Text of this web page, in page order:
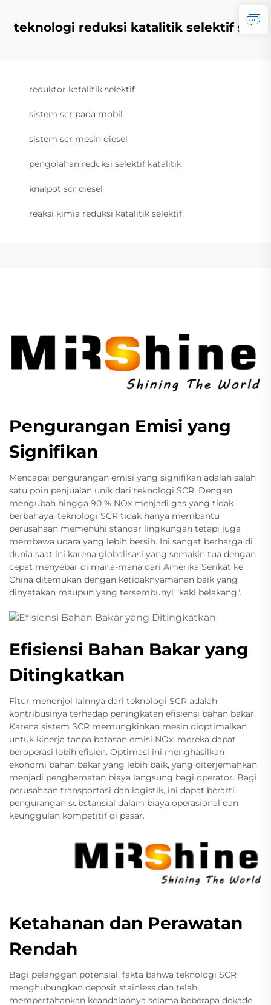
teknologi reduksi katalitik selektif scr
reduktor katalitik selektif
sistem scr pada mobil
sistem scr mesin diesel
pengolahan reduksi selektif katalitik
knalpot scr diesel
reaksi kimia reduksi katalitik selektif
Pengurangan Emisi yang
Signifikan
Mencapai pengurangan emisi yang signifikan adalah salah
satu poin penjualan unik dari teknologi SCR. Dengan
mengubah hingga 90 % NOx menjadi gas yang tidak
berbahaya, teknologi SCR tidak hanya membantu
perusahaan memenuhi standar lingkungan tetapi juga
membawa udara yang lebih bersih. Ini sangat berharga di
dunia saat ini karena globalisasi yang semakin tua dengan
cepat menyebar di mana-mana dari Amerika Serikat ke
China ditemukan dengan ketidaknyamanan baik yang
dinyatakan maupun yang tersembunyi "kaki belakang".
Efisiensi Bahan Bakar yang
Ditingkatkan
Fitur menonjol lainnya dari teknologi SCR adalah
kontribusinya terhadap peningkatan efisiensi bahan bakar.
Karena sistem SCR memungkinkan mesin dioptimalkan
untuk kinerja tanpa batasan emisi NOx, mereka dapat
beroperasi lebih efisien. Optimasi ini menghasilkan
ekonomi bahan bakar yang lebih baik, yang diterjemahkan
menjadi penghematan biaya langsung bagi operator. Bagi
perusahaan transportasi dan logistik, ini dapat berarti
pengurangan substansial dalam biaya operasional dan
keunggulan kompetitif di pasar.
Ketahanan dan Perawatan
Rendah
Bagi pelanggan potensial, fakta bahwa teknologi SCR
menghubungkan deposit stainless dan telah
mempertahankan keandalannya selama beberapa dekade